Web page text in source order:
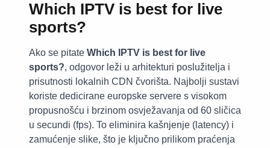
Which IPTV is best for live
sports?
Ako se pitate Which IPTV is best for live
sports?, odgovor leži u arhitekturi poslužitelja i
prisutnosti lokalnih CDN čvorišta. Najbolji sustavi
koriste dedicirane europske servere s visokom
propusnošću i brzinom osvježavanja od 60 sličica
u secundi (fps). To eliminira kašnjenje (latency) i
zamućenje slike, što je ključno prilikom praćenja